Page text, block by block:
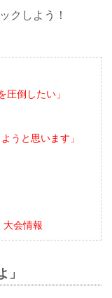
クしよう！
倒したい」
うと思います」
大会情報
」